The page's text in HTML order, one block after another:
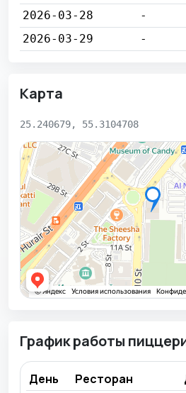
2026-03-28
-
2026-03-29
-
Карта
25.240679, 55.3104708
График работы
День Ресторан